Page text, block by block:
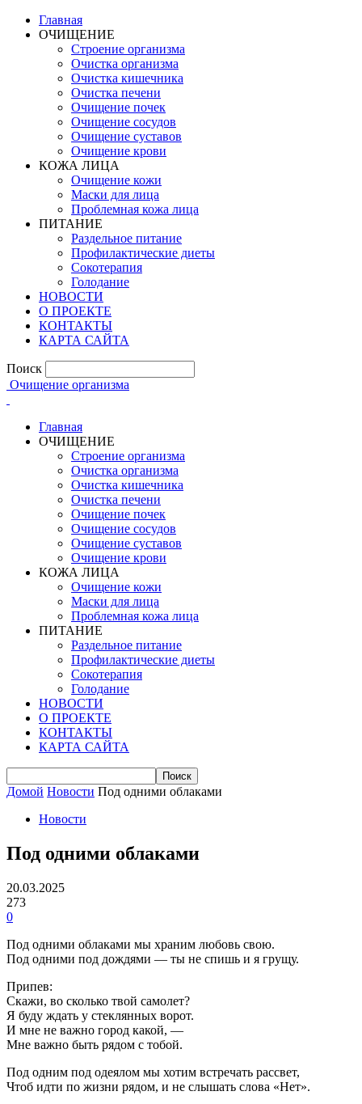
Главная
ОЧИЩЕНИЕ
Строение организма
Очистка организма
Очистка кишечника
Очистка печени
Очищение почек
Очищение сосудов
Очищение суставов
Очищение крови
КОЖА ЛИЦА
Очищение кожи
Маски для лица
Проблемная кожа лица
ПИТАНИЕ
Раздельное питание
Профилактические диеты
Сокотерапия
Голодание
НОВОСТИ
О ПРОЕКТЕ
КОНТАКТЫ
КАРТА САЙТА
Поиск
Очищение организма
Главная
ОЧИЩЕНИЕ
Строение организма
Очистка организма
Очистка кишечника
Очистка печени
Очищение почек
Очищение сосудов
Очищение суставов
Очищение крови
КОЖА ЛИЦА
Очищение кожи
Маски для лица
Проблемная кожа лица
ПИТАНИЕ
Раздельное питание
Профилактические диеты
Сокотерапия
Голодание
НОВОСТИ
О ПРОЕКТЕ
КОНТАКТЫ
КАРТА САЙТА
Домой Новости Под одними облаками
Новости
Под одними облаками
20.03.2025
273
0
Под одними облаками мы храним любовь свою.
Под одними под дождями — ты не спишь и я грущу.
Припев:
Скажи, во сколько твой самолет?
Я буду ждать у стеклянных ворот.
И мне не важно город какой, —
Мне важно быть рядом с тобой.
Под одним под одеялом мы хотим встречать рассвет,
Чтоб идти по жизни рядом, и не слышать слова «Нет».